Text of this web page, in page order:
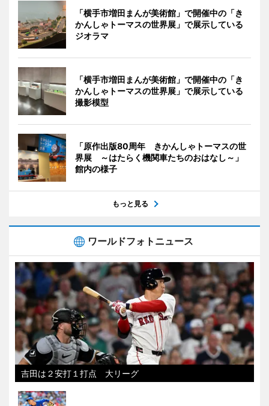
「横手市増田まんが美術館」で開催中の「き
かんしゃトーマスの世界展」で展示している
ジオラマ
「横手市増田まんが美術館」で開催中の「き
かんしゃトーマスの世界展」で展示している
撮影模型
「原作出版80周年 きかんしゃトーマスの世
界展 ～はたらく機関車たちのおはなし～」
館内の様子
もっと見る
ワールドフォトニュース
吉田は２安打１打点 大リーグ